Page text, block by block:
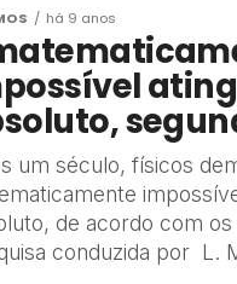
há 9 anos
um século, físicos
de acordo com
conduzida por L.